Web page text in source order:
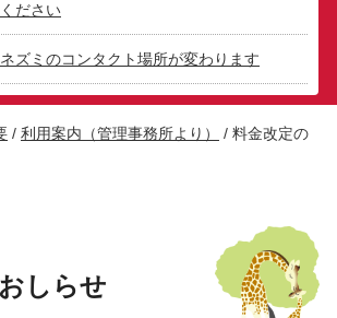
ださい
ズミのコンタクト場所が変わります
/ 利用案内（管理事務所より） / 料金改定の
しらせ